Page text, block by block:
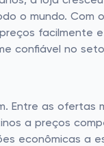
o mundo. Com
facilmente
confiável no
Entre as ofertas
a preços
econômicas a